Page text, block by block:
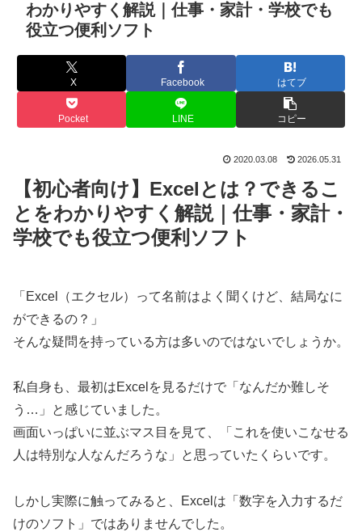
わかりやすく解説｜仕事・家計・学校でも
役立つ便利ソフト
X Facebook はてブ
Pocket LINE コピー
2020.03.08 2026.05.31
【初心者向け】Excelとは？できるこ
とをわかりやすく解説｜仕事・家計・
学校でも役立つ便利ソフト
「Excel（エクセル）って名前はよく聞くけど、結局なに
ができるの？」
そんな疑問を持っている方は多いのではないでしょうか。
私自身も、最初はExcelを見るだけで「なんだか難しそ
う…」と感じていました。
画面いっぱいに並ぶマス目を見て、「これを使いこなせる
人は特別な人なんだろうな」と思っていたくらいです。
しかし実際に触ってみると、Excelは「数字を入力するだ
けのソフト」ではありませんでした。